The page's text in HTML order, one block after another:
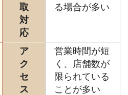
取
対
応
る場合が多い
ア
ク
セ
ス
営業時間が短
く、店舗数が
限られている
ことが多い